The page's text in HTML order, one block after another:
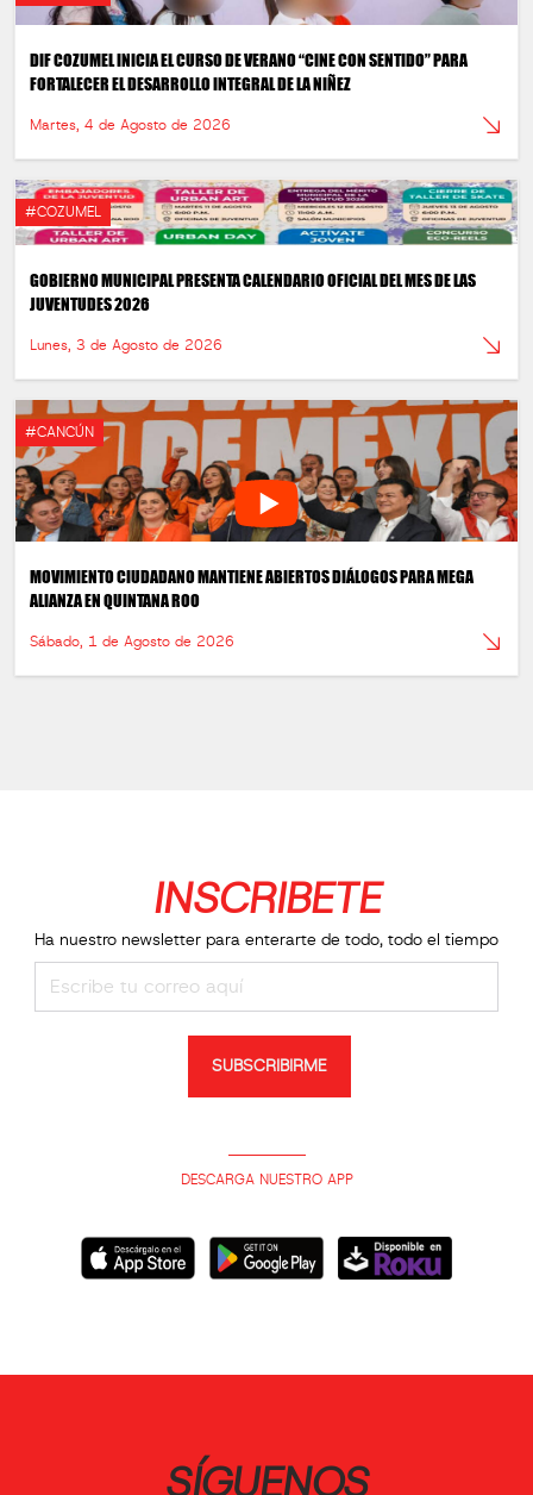
DIF COZUMEL INICIA EL CURSO DE VERANO “CINE CON SENTIDO” PARA
FORTALECER EL DESARROLLO INTEGRAL DE LA NIÑEZ
Martes, 4 de Agosto de 2026
#COZUMEL
GOBIERNO MUNICIPAL PRESENTA CALENDARIO OFICIAL DEL MES DE LAS
JUVENTUDES 2026
Lunes, 3 de Agosto de 2026
#CANCÚN
MOVIMIENTO CIUDADANO MANTIENE ABIERTOS DIÁLOGOS PARA MEGA
ALIANZA EN QUINTANA ROO
Sábado, 1 de Agosto de 2026
INSCRIBETE
Ha nuestro newsletter para enterarte de todo, todo el tiempo
SUBSCRIBIRME
DESCARGA NUESTRO APP
SÍGUENOS